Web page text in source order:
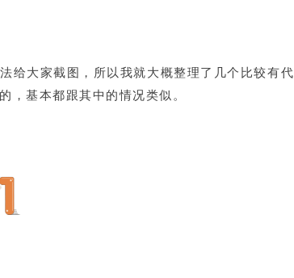
给大家截图，所以我就大概整理了几个 比较有代
，基本都跟其中的情况类似。